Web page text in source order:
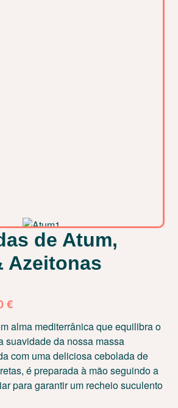
de Atum,
Azeitonas
€
alma mediterrânica que equilibra o
suavidade da nossa massa
com uma deliciosa cebolada de
é preparada à mão seguindo a
para garantir um recheio suculento